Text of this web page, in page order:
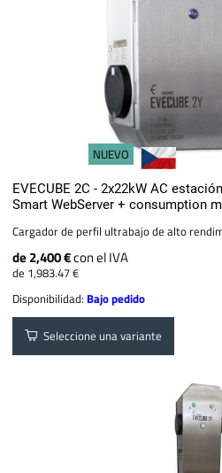
NUEVO
EVECUBE 2C - 2x22kW AC
Smart WebServer + consumption
Cargador de perfil ultrabajo de alto
de 2,400 €con el IVA
de 1,983.47 €
Disponibilidad: Bajo pedido
Seleccione una variante